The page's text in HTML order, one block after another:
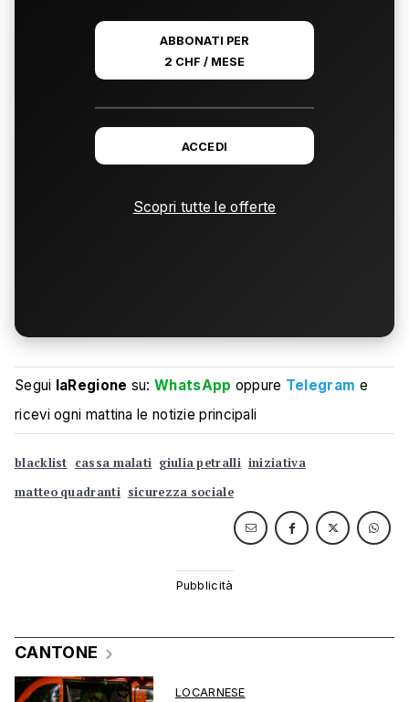
ABBONATI PER
2 CHF / MESE
ACCEDI
Scopri tutte le offerte
Segui laRegione su:WhatsApp oppure Telegram e
ricevi ogni mattina le notizie principali
blacklist cassa malati giulia petralli iniziativa
matteo quadranti sicurezza sociale
CANTONE
LOCARNESE